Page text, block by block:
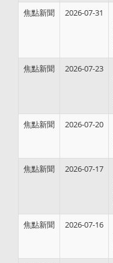
焦點新聞 2026-07-31
焦點新聞 2026-07-23
焦點新聞 2026-07-20
焦點新聞 2026-07-17
焦點新聞 2026-07-16